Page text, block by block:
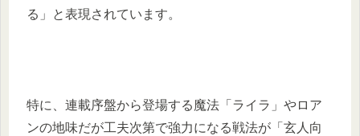
る」と表現されています。
特に、連載序盤から登場する魔法「ライラ」やロア
ンの地味だが工夫次第で強力になる戦法が「玄人向